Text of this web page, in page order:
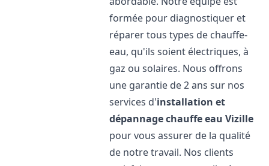
formée pour diagnostiquer et
réparer tous types de chauffe-
eau, qu'ils soient électriques, à
gaz ou solaires. Nous offrons
une garantie de 2 ans sur nos
services d'installation et
dépannage chauffe eau Vizille
pour vous assurer de la qualité
de notre travail. Nos clients